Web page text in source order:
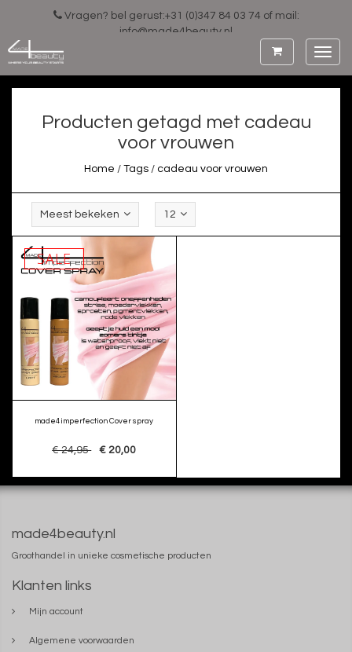
Vragen? bel gerust:+31 (0)347 84 03 74 of mail:
info@made4beauty.nl
Producten getagd met cadeau
voor vrouwen
Home / Tags / cadeau voor vrouwen
Meest bekeken 12
SALE
made4imperfection Cover spray
€ 24,95 € 20,00
made4beauty.nl
Groothandel in unieke cosmetische producten
Klanten links
Mijn account
Algemene voorwaarden